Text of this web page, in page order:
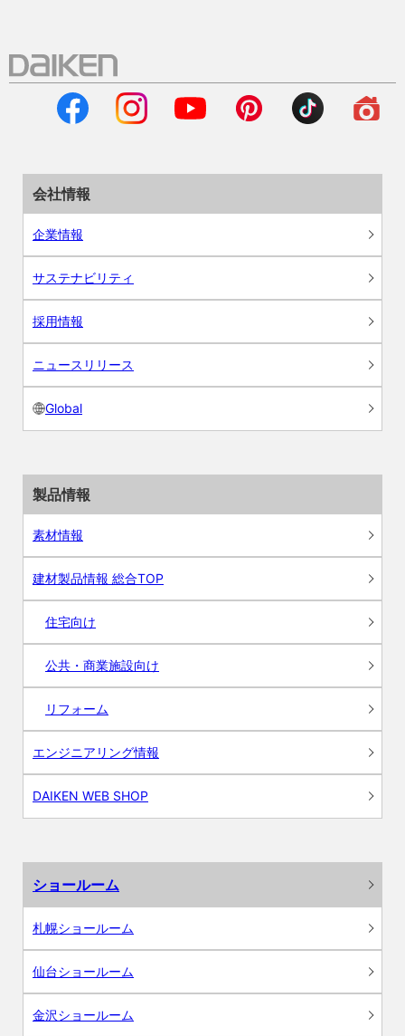
会社情報
企業情報
サステナビリティ
採用情報
ニュースリリース
Global
製品情報
素材情報
建材製品情報 総合TOP
住宅向け
公共・商業施設向け
リフォーム
エンジニアリング情報
DAIKEN WEB SHOP
ショールーム
札幌ショールーム
仙台ショールーム
金沢ショールーム